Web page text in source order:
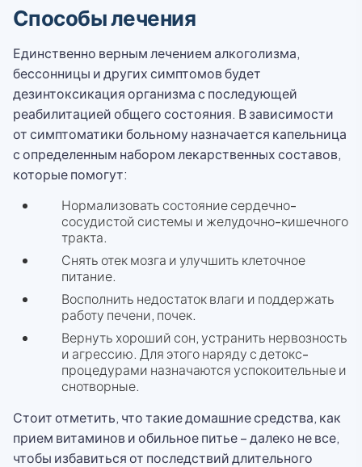
Способы лечения
Единственно верным лечением алкоголизма,
бессонницы и других симптомов будет
дезинтоксикация организма с последующей
реабилитацией общего состояния. В зависимости
от симптоматики больному назначается капельница
с определенным набором лекарственных составов,
которые помогут:
Нормализовать состояние сердечно-
сосудистой системы и желудочно-кишечного
тракта.
Снять отек мозга и улучшить клеточное
питание.
Восполнить недостаток влаги и поддержать
работу печени, почек.
Вернуть хороший сон, устранить нервозность
и агрессию. Для этого наряду с детокс-
процедурами назначаются успокоительные и
снотворные.
Стоит отметить, что такие домашние средства, как
прием витаминов и обильное питье – далеко не все,
чтобы избавиться от последствий длительного